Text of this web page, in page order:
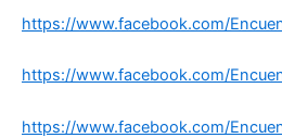
https://www.facebook.com/
https://www.facebook.com/
https://www.facebook.com/